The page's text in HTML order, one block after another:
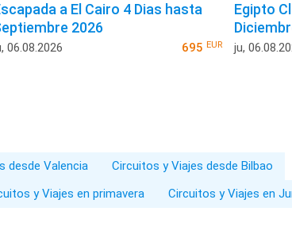
a El Cairo 4 Dias hasta
2026
06.08.2026 695EUR
Egipto
ju,
desde Valencia
Circuitos y Viajes desde Bilbao
y Viajes en primavera Circuitos y Viajes en